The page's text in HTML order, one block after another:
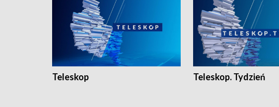
Teleskop Teleskop. Tydzień